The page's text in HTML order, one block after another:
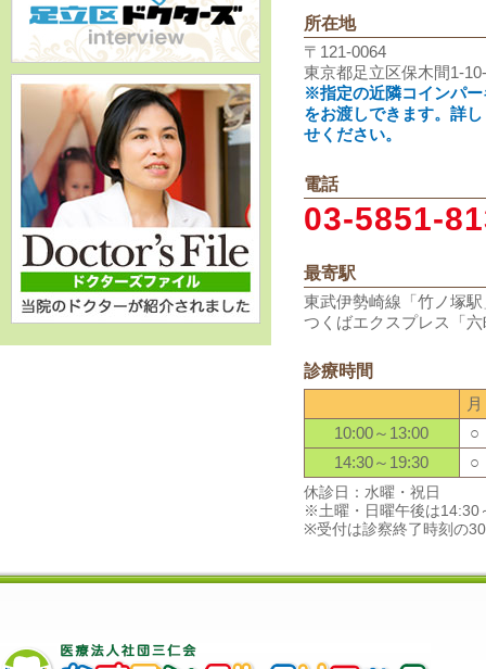
所在地
〒121-0064
東京都足立区保木間1-
※指定の近隣コインパ
をお渡しできます。詳
せください。
電話
03-5851-
最寄駅
東武伊勢崎線「竹ノ塚駅
つくばエクスプレス「
診療時間
月
10:00～13:00
○
14:30～19:30
○
休診日：水曜・祝日
※土曜・日曜午後は14:30
※受付は診察終了時刻の